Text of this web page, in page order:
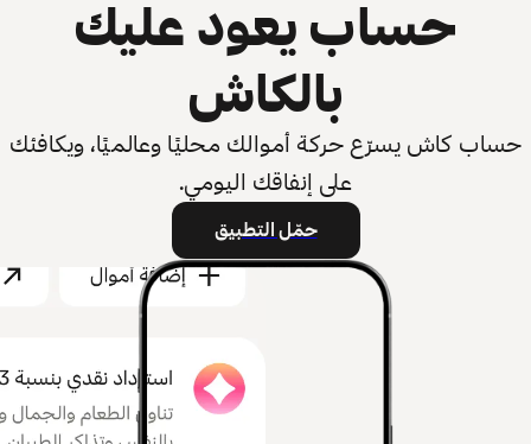
حساب يعود عليك
بالكاش
حساب كاش يسرّع حركة أموالك محليًا وعالميًا، ويكافئك
على إنفاقك اليومي.
حمّل التطبيق